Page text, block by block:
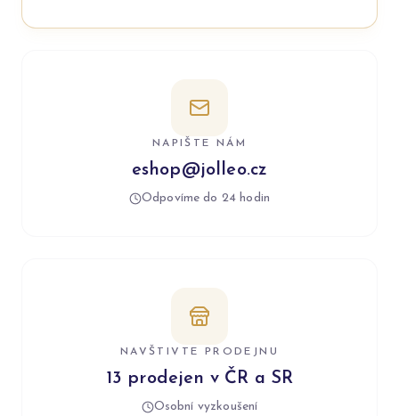
NAPIŠTE NÁM
eshop@jolleo.cz
Odpovíme do 24 hodin
NAVŠTIVTE PRODEJNU
13 prodejen v ČR a SR
Osobní vyzkoušení